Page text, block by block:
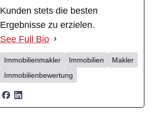
Kunden stets die besten
Ergebnisse zu erzielen.
See Full Bio
Immobilienmakler Immobilien
Makler
Immobilienbewertung